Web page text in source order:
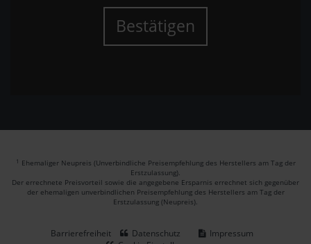
Bestätigen
1 Ehemaliger Neupreis (Unverbindliche Preisempfehlung des Herstellers am Tag der
Erstzulassung).
Der errechnete Preisvorteil sowie die angegebene Ersparnis errechnet sich gegenüber
der ehemaligen unverbindlichen Preisempfehlung des Herstellers am Tag der
Erstzulassung (Neupreis).
Barrierefreiheit Datenschutz
Impressum